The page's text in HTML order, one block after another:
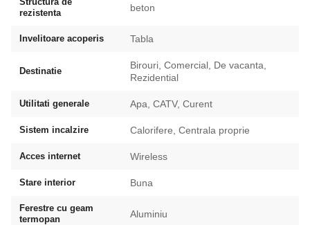
rezistenta
beton
Invelitoare acoperis Tabla
Destinatie
Birouri, Comercial, De vacanta,
Rezidential
Utilitati generale Apa, CATV, Curent
Sistem incalzire Calorifere, Centrala proprie
Acces internet Wireless
Stare interior Buna
Ferestre cu geam
termopan
Aluminiu